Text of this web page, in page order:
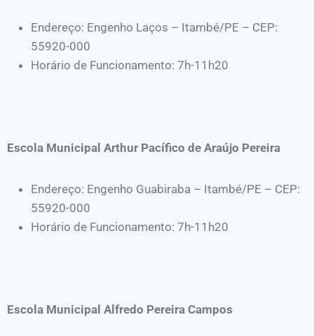
Endereço: Engenho Laços – Itambé/PE – CEP:
55920-000
Horário de Funcionamento: 7h-11h20
Escola Municipal Arthur Pacífico de Araújo Pereira
Endereço: Engenho Guabiraba – Itambé/PE – CEP:
55920-000
Horário de Funcionamento: 7h-11h20
Escola Municipal Alfredo Pereira Campos